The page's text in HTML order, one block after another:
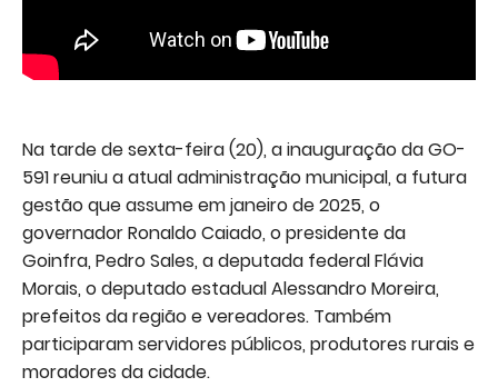
Na tarde de sexta-feira (20), a inauguração da GO-
591 reuniu a atual administração municipal, a futura
gestão que assume em janeiro de 2025, o
governador Ronaldo Caiado, o presidente da
Goinfra, Pedro Sales, a deputada federal Flávia
Morais, o deputado estadual Alessandro Moreira,
prefeitos da região e vereadores. Também
participaram servidores públicos, produtores rurais e
moradores da cidade.